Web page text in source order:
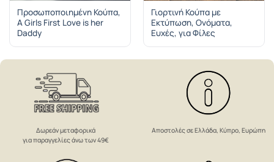
Προσωποποιημένη Κούπα,
A Girls First Love is her
Daddy
Γιορτινή Κούπα με
Εκτύπωση, Ονόματα,
Ευχές, για Φίλες
Δωρεάν μεταφορικά
για παραγγελίες άνω των 49€
Αποστολές σε Ελλάδα, Κύπρο, Ευρώπη